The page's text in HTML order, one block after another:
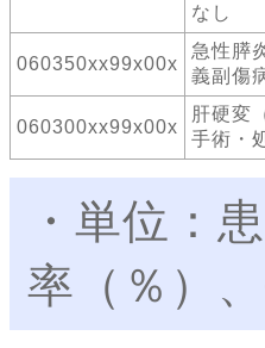
なし
060350xx99x00x
急性膵
義副傷
060300xx99x00x
肝硬変
手術・
・単位：
率（％）